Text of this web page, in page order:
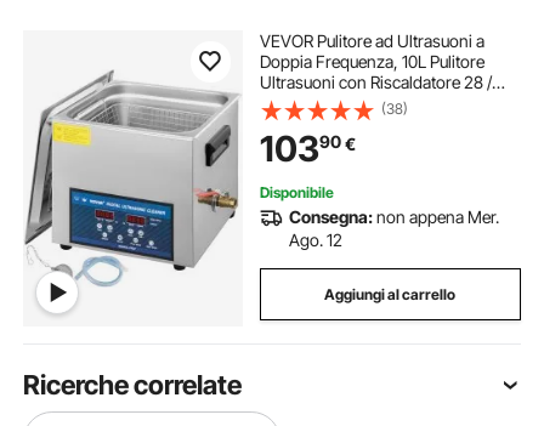
VEVOR Pulitore ad Ultrasuoni a
Doppia Frequenza, 10L Pulitore
Ultrasuoni con Riscaldatore 28 /
40KHz, Macchina per la Pulizia in
Acciaio Inossidabile, per Parti di
Gioielli, Occhiali, Denture ecc.
(38)
10390€
Disponibile
Consegna:non appena Mer.
Ago. 12
Aggiungi al carrello
Ricerche correlate